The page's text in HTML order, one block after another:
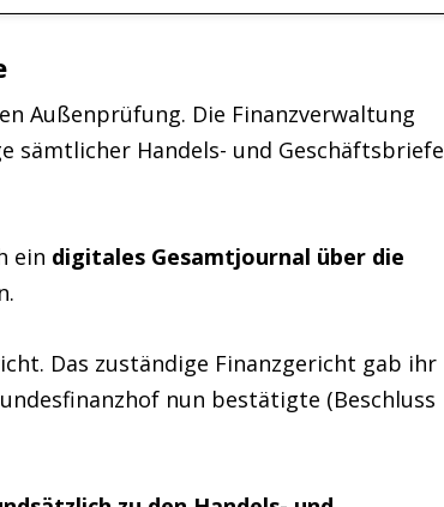
Außenprüfung. Die Finanzverwaltung
sämtlicher Handels- und Geschäftsbriefe
ein digitales Gesamtjournal über die
Das zuständige Finanzgericht gab ihr
nun bestätigte (Beschluss